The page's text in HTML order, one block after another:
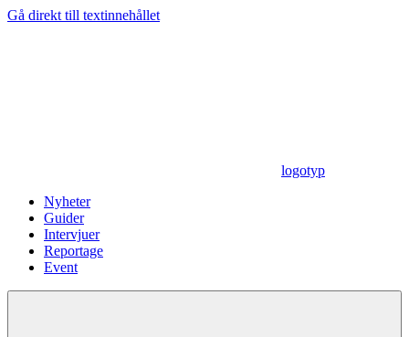
Gå direkt till textinnehållet
logotyp
Nyheter
Guider
Intervjuer
Reportage
Event